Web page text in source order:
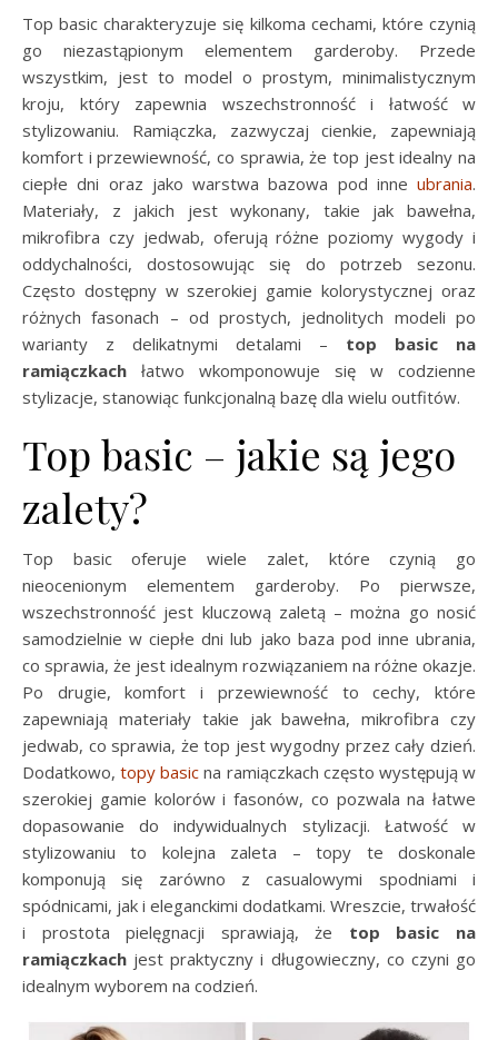
Top basic charakteryzuje się kilkoma cechami, które czynią
go niezastąpionym elementem garderoby. Przede
wszystkim, jest to model o prostym, minimalistycznym
kroju, który zapewnia wszechstronność i łatwość w
stylizowaniu. Ramiączka, zazwyczaj cienkie, zapewniają
komfort i przewiewność, co sprawia, że top jest idealny na
ciepłe dni oraz jako warstwa bazowa pod inne ubrania.
Materiały, z jakich jest wykonany, takie jak bawełna,
mikrofibra czy jedwab, oferują różne poziomy wygody i
oddychalności, dostosowując się do potrzeb sezonu.
Często dostępny w szerokiej gamie kolorystycznej oraz
różnych fasonach – od prostych, jednolitych modeli po
warianty z delikatnymi detalami – top basic na
ramiączkach łatwo wkomponowuje się w codzienne
stylizacje, stanowiąc funkcjonalną bazę dla wielu outfitów.
Top basic – jakie są jego
zalety?
Top basic oferuje wiele zalet, które czynią go
nieocenionym elementem garderoby. Po pierwsze,
wszechstronność jest kluczową zaletą – można go nosić
samodzielnie w ciepłe dni lub jako baza pod inne ubrania,
co sprawia, że jest idealnym rozwiązaniem na różne okazje.
Po drugie, komfort i przewiewność to cechy, które
zapewniają materiały takie jak bawełna, mikrofibra czy
jedwab, co sprawia, że top jest wygodny przez cały dzień.
Dodatkowo,topy basic na ramiączkach często występują w
szerokiej gamie kolorów i fasonów, co pozwala na łatwe
dopasowanie do indywidualnych stylizacji. Łatwość w
stylizowaniu to kolejna zaleta – topy te doskonale
komponują się zarówno z casualowymi spodniami i
spódnicami, jak i eleganckimi dodatkami. Wreszcie, trwałość
i prostota pielęgnacji sprawiają, że top basic na
ramiączkach jest praktyczny i długowieczny, co czyni go
idealnym wyborem na codzień.